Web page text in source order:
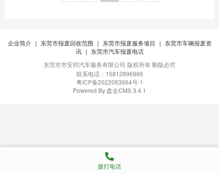
企业简介 | 东莞市报废回收范围 | 东莞市报废服务项目 | 东莞市车辆报废资
讯 | 东莞市汽车报废电话
东莞市市安邦汽车服务有限公司 版权所有 翻版必究
联系电话：15812896966
粤ICP备2022063664号-1
Powered By 盘企CMS 3.4.1
盘企CMS
拨打电话